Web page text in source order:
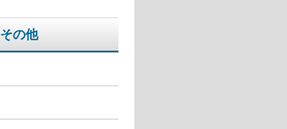
その他